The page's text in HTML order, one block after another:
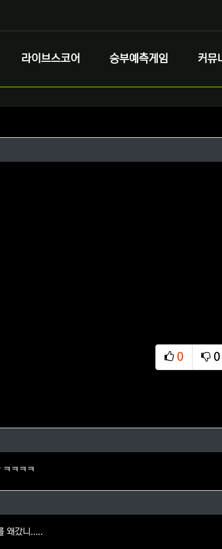
라이브스코어 승부예측게임 커뮤
0
추천
0
비
ㅋㅋㅋ
글
왜갔니.....